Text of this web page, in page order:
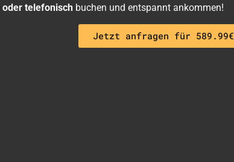
oder telefonisch buchen und entspannt ankommen!
Jetzt anfragen für 589.99€